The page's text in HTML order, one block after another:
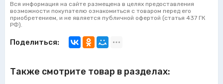
Вся информация на сайте размещена в целях предоставления
возможности покупателю ознакомиться с товаром перед его
приобретением, и не является публичной офертой (статья 437 ГК
РФ).
Поделиться:
Также смотрите товар в разделах: